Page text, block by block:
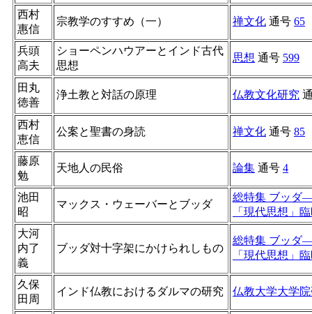
西村
惠信
宗教学のすすめ（一） 禅文化 通号 65
兵頭
高夫
ショーペンハウアーとインド古代
思想
思想 通号 599
田丸
徳善
浄土教と対話の原理 仏教文化研究
西村
恵信
公案と聖書の身読 禅文化 通号 85
藤原
勉
天地人の民俗 論集 通号 4
池田
昭
マックス・ウェーバーとブッダ
総特集 ブッダ
「現代思想」
大河
内了
義
ブッダ対十字架にかけられしもの
総特集 ブッダ
「現代思想」
久保
田周
インド仏教におけるダルマの研究 仏教大学大学